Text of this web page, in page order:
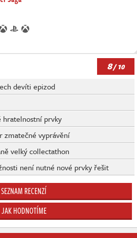
8/ 10
devíti epizod
hratelnostní prvky
zmatečné vyprávění
velký collectathon
není nutné nové prvky řešit
SEZNAM RECENZÍ
JAK HODNOTÍME